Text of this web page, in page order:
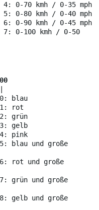
0-35 mph
0-40 mph
0-45 mph
/ 0-50
große
große
große